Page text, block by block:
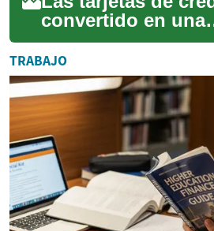
convertido en una
herramienta
esencial en la vida
Ofrecen
TRABAJO